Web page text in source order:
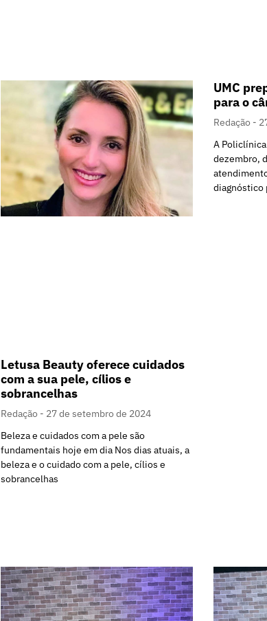
Letusa Beauty oferece cuidados
com a sua pele, cílios e
sobrancelhas
Redação
27 de setembro de 2024
Beleza e cuidados com a pele são
fundamentais hoje em dia Nos dias atuais, a
beleza e o cuidado com a pele, cílios e
sobrancelhas
UMC
para o
Redação
A Policlínica
dezembro,
diagnóstico